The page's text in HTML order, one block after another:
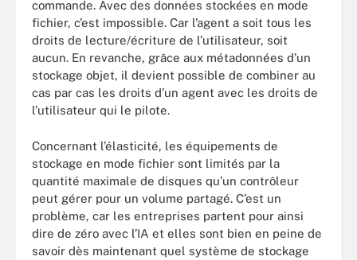
commande. Avec des données stockées en mode
fichier, c’est impossible. Car l’agent a soit tous les
droits de lecture/écriture de l’utilisateur, soit
aucun. En revanche, grâce aux métadonnées d’un
stockage objet, il devient possible de combiner au
cas par cas les droits d’un agent avec les droits de
l’utilisateur qui le pilote.
Concernant l’élasticité, les équipements de
stockage en mode fichier sont limités par la
quantité maximale de disques qu’un contrôleur
peut gérer pour un volume partagé. C’est un
problème, car les entreprises partent pour ainsi
dire de zéro avec l’IA et elles sont bien en peine de
savoir dès maintenant quel système de stockage